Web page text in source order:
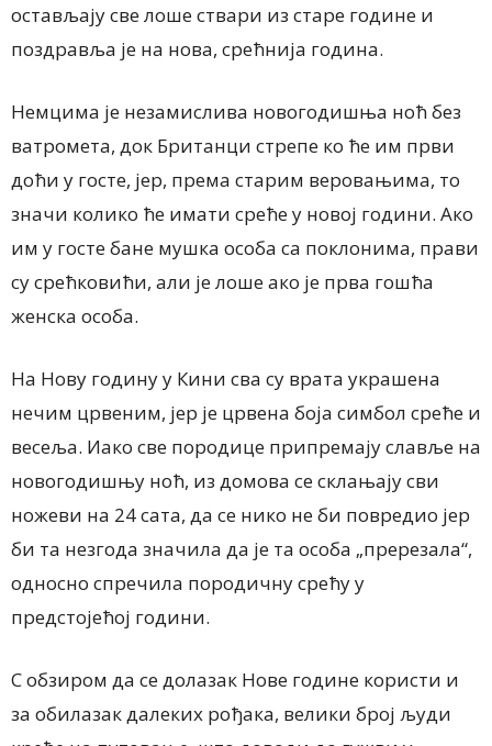
остављају све лоше ствари из старе године и
поздравља је на нова, срећнија година.
Немцима је незамислива новогодишња ноћ без
ватромета, док Британци стрепе ко ће им први
доћи у госте, јер, према старим веровањима, то
значи колико ће имати среће у новој години. Ако
им у госте бане мушка особа са поклонима, прави
су срећковићи, али је лоше ако је прва гошћа
женска особа.
На Нову годину у Кини сва су врата украшена
нечим црвеним, јер је црвена боја симбол среће и
весеља. Иако све породице припремају славље на
новогодишњу ноћ, из домова се склањају сви
ножеви на 24 сата, да се нико не би повредио јер
би та незгода значила да је та особа „пререзала“,
односно спречила породичну срећу у
предстојећој години.
С обзиром да се долазак Нове године користи и
за обилазак далеких рођака, велики број људи